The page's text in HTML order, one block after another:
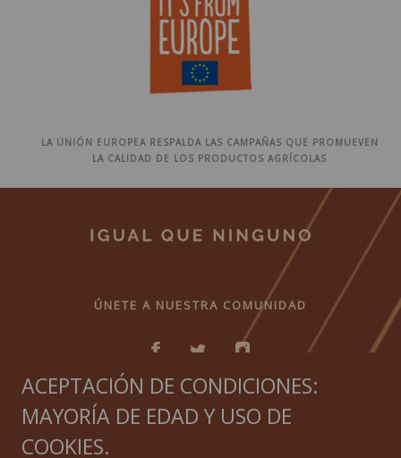
LA UNIÓN EUROPEA RESPALDA LAS CAMPAÑAS QUE PROMUEVEN
LA CALIDAD DE LOS PRODUCTOS AGRÍCOLAS
ÚNETE A NUESTRA COMUNIDAD
IGUAL QUE NINGUNO
ACEPTACIÓN DE CONDICIONES:
MAYORÍA DE EDAD Y USO DE
COOKIES.